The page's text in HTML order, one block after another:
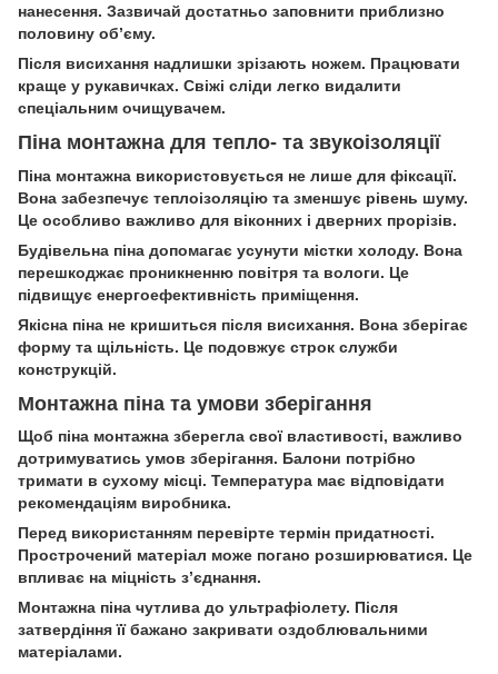
нанесення. Зазвичай достатньо заповнити приблизно
половину об’єму.
Після висихання надлишки зрізають ножем. Працювати
краще у рукавичках. Свіжі сліди легко видалити
спеціальним очищувачем.
Піна монтажна для тепло- та звукоізоляції
Піна монтажна використовується не лише для фіксації.
Вона забезпечує теплоізоляцію та зменшує рівень шуму.
Це особливо важливо для віконних і дверних прорізів.
Будівельна піна допомагає усунути містки холоду. Вона
перешкоджає проникненню повітря та вологи. Це
підвищує енергоефективність приміщення.
Якісна піна не кришиться після висихання. Вона зберігає
форму та щільність. Це подовжує строк служби
конструкцій.
Монтажна піна та умови зберігання
Щоб піна монтажна зберегла свої властивості, важливо
дотримуватись умов зберігання. Балони потрібно
тримати в сухому місці. Температура має відповідати
рекомендаціям виробника.
Перед використанням перевірте термін придатності.
Прострочений матеріал може погано розширюватися. Це
впливає на міцність з’єднання.
Монтажна піна чутлива до ультрафіолету. Після
затвердіння її бажано закривати оздоблювальними
матеріалами.